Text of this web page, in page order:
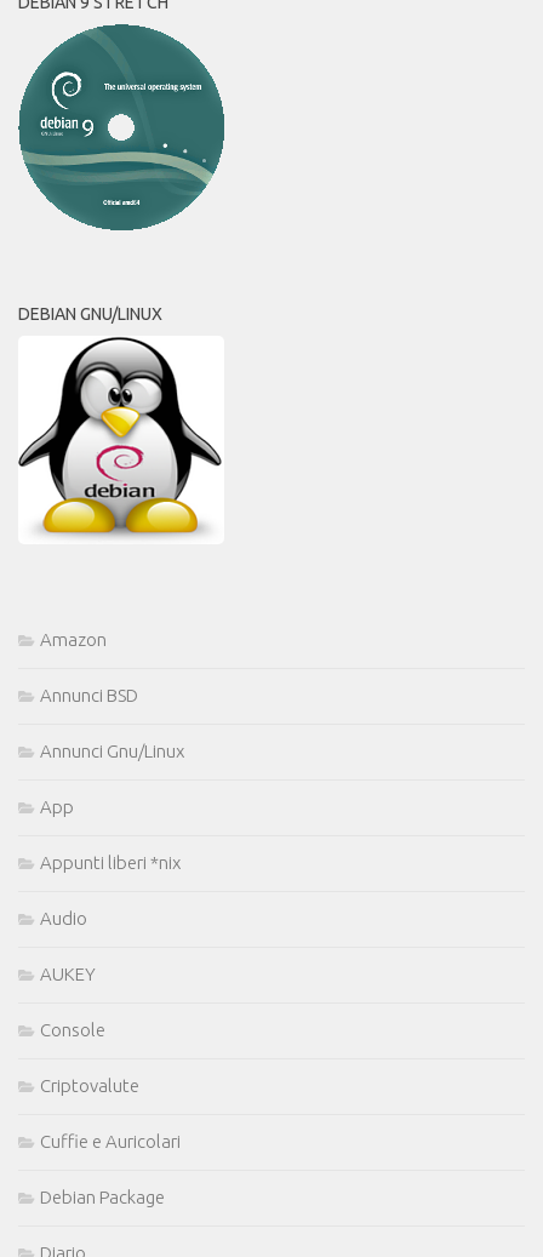
DEBIAN GNU/LINUX
Amazon
Annunci BSD
Annunci Gnu/Linux
App
Appunti liberi *nix
Audio
AUKEY
Console
Criptovalute
Cuffie e Auricolari
Debian Package
Diario